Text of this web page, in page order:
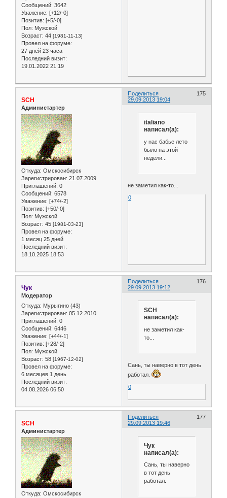
Сообщений: 3642
Уважение: [+12/-0]
Позитив: [+5/-0]
Пол: Мужской
Возраст: 44 [1981-11-13]
Провел на форуме:
27 дней 23 часа
Последний визит:
19.01.2022 21:19
Поделиться
175
29.09.2013 19:04
SCH
Администартер
Откуда: Омскосибирск
Зарегистрирован: 21.07.2009
Приглашений: 0
Сообщений: 6578
Уважение: [+74/-2]
Позитив: [+50/-0]
Пол: Мужской
Возраст: 45 [1981-03-23]
Провел на форуме:
1 месяц 25 дней
Последний визит:
18.10.2025 18:53
italiano
написал(а):
у нас бабье лето
было на этой
недели...
не заметил как-то...
0
Поделиться
176
29.09.2013 19:12
Чук
Модератор
Откуда: Мурыгино (43)
Зарегистрирован: 05.12.2010
Приглашений: 0
Сообщений: 6446
Уважение: [+44/-1]
Позитив: [+28/-2]
Пол: Мужской
Возраст: 58 [1967-12-02]
Провел на форуме:
6 месяцев 1 день
Последний визит:
04.08.2026 06:50
SCH
написал(а):
не заметил как-
то...
Сань, ты наверно в тот день
работал.
0
Поделиться
177
29.09.2013 19:46
SCH
Администартер
Откуда: Омскосибирск
Чук
написал(а):
Сань, ты наверно
в тот день
работал.